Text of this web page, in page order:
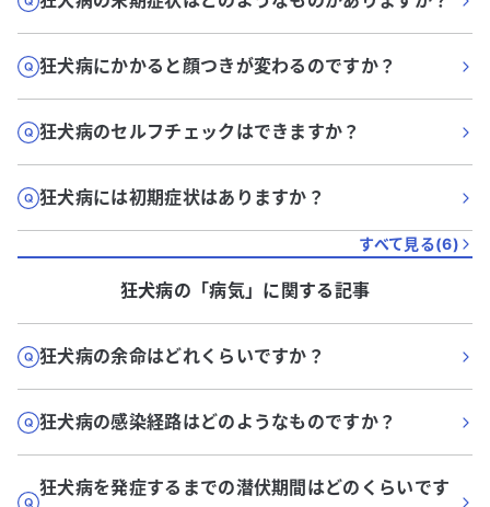
狂犬病にかかると顔つきが変わるのですか？
狂犬病のセルフチェックはできますか？
狂犬病には初期症状はありますか？
すべて見る(6)
狂犬病の「病気」に関する記事
狂犬病の余命はどれくらいですか？
狂犬病の感染経路はどのようなものですか？
狂犬病を発症するまでの潜伏期間はどのくらいです